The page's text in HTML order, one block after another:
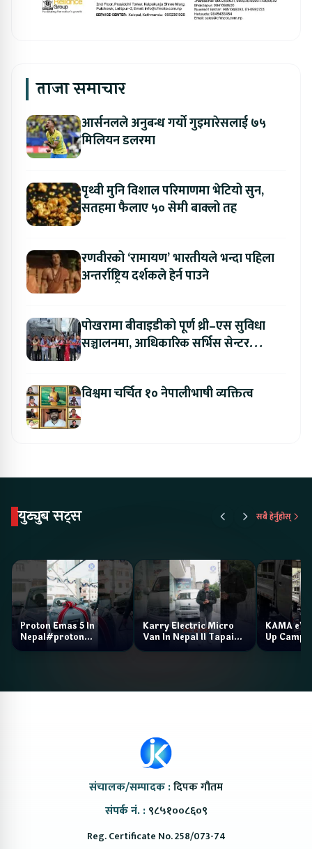
ताजा समाचार
आर्सनलले अनुबन्ध गर्यो गुइमारेसलाई ७५
मिलियन डलरमा
पृथ्वी मुनि विशाल परिमाणमा भेटियो सुन,
सतहमा फैलाए ५० सेमी बाक्लो तह
रणवीरको ‘रामायण’ भारतीयले भन्दा पहिला
अन्तर्राष्ट्रिय दर्शकले हेर्न पाउने
पोखरामा बीवाइडीको पूर्ण थ्री–एस सुविधा
सञ्चालनमा, आधिकारिक सर्भिस सेन्टर
विश्वमा चर्चित १० नेपालीभाषी व्यक्तित्व
युट्युब सट्स सबै हेर्नुहोस्
Proton Emas 5 In
Nepal#proton
#protonemas5#protonnepal#evcarnepal
Karry Electric Micro
Van In Nepal II Tapaiko
Bazar II Jankari
KAMA eV
Up Camp
संचालक/सम्पादक :दिपक गौतम
संपर्क नं. : ९८५१००८६०९
Reg. Certificate No. 258/073-74